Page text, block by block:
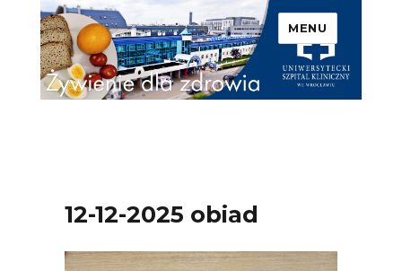
Uniwersytecki Szpital
Kliniczny we Wrocławiu –
Żywienie dla zdrowia
MENU
12-12-2025 obiad